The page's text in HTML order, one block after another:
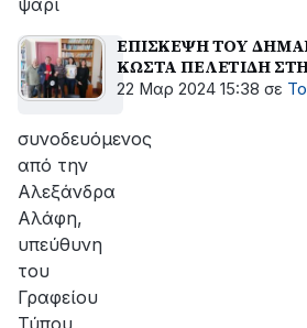
ψάρι
ΕΠΙΣΚΕΨΗ ΤΟΥ
ΚΩΣΤΑ ΠΕΛΕΤΙΔΗ
22 Μαρ 2024 15:38 σε
συνοδευόμενος
από την
Αλεξάνδρα
Αλάφη,
υπεύθυνη
του
Γραφείου
Τύπου